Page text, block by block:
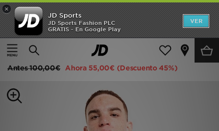
×
JD Sports
JD Sports Fashion PLC
GRATIS - En Google Play
VER
Página principal
Hombre Ropa de hombre
PUMA Camiseta Austria 2026 Segunda equipación
Antes100,00€ Ahora 55,00€ (Descuento 45%)
Hombre
Mujer
Estilo